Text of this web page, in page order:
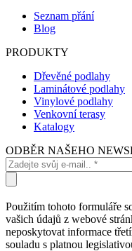
Seznam přání
Blog
PRODUKTY
Dřevěné podlahy
Laminátové podlahy
Vinylové podlahy
Venkovní terasy
Katalogy
ODBĚR NAŠEHO
Použitím tohoto formuláře
vašich údajů z webové
neposkytovat informace
souladu s platnou